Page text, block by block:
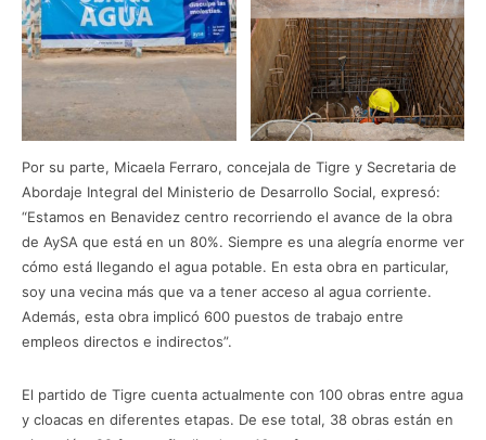
Por su parte, Micaela Ferraro, concejala de Tigre y Secretaria de
Abordaje Integral del Ministerio de Desarrollo Social, expresó:
“Estamos en Benavidez centro recorriendo el avance de la obra
de AySA que está en un 80%. Siempre es una alegría enorme ver
cómo está llegando el agua potable. En esta obra en particular,
soy una vecina más que va a tener acceso al agua corriente.
Además, esta obra implicó 600 puestos de trabajo entre
empleos directos e indirectos”.
El partido de Tigre cuenta actualmente con 100 obras entre agua
y cloacas en diferentes etapas. De ese total, 38 obras están en